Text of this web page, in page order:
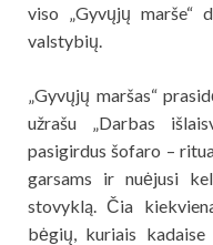
viso „Gyvųjų marše“
valstybių.
„Gyvųjų maršas“
užrašu „Darbas
pasigirdus šofaro –
garsams ir nuėjusi
stovyklą. Čia
bėgių, kuriais